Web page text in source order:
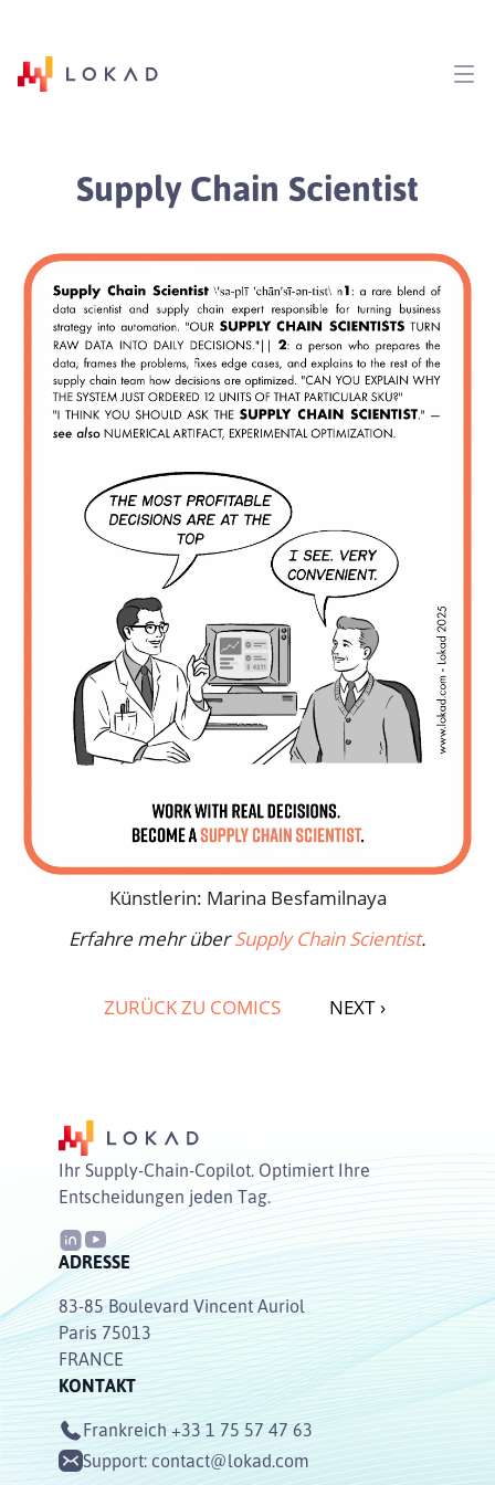
Supply Chain Scientist
Künstlerin: Marina Besfamilnaya
Erfahre mehr überSupply Chain Scientist.
ZURÜCK ZU COMICS NEXT ›
Ihr Supply-Chain-Copilot. Optimiert Ihre
Entscheidungen jeden Tag.
ADRESSE
83-85 Boulevard Vincent Auriol
Paris 75013
FRANCE
KONTAKT
Frankreich +33 1 75 57 47 63
Support:contact@lokad.com